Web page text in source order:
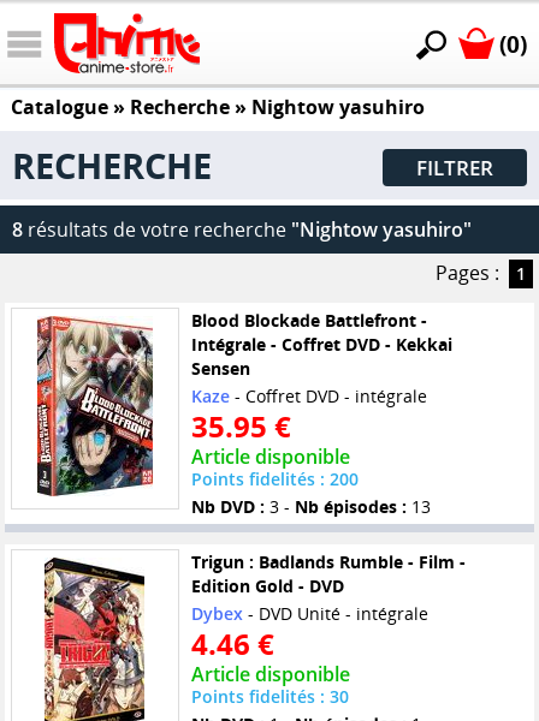
(0)
Catalogue» Recherche » Nightow yasuhiro
RECHERCHE FILTRER
8 résultats de votre recherche "Nightow yasuhiro"
Pages :
1
Blood Blockade Battlefront -
Intégrale - Coffret DVD - Kekkai
Sensen
Kaze- Coffret DVD - intégrale
35.95 €
Article disponible
Points fidelités : 200
Nb DVD : 3 - Nb épisodes : 13
Trigun : Badlands Rumble - Film -
Edition Gold - DVD
Dybex- DVD Unité - intégrale
4.46 €
Article disponible
Points fidelités : 30